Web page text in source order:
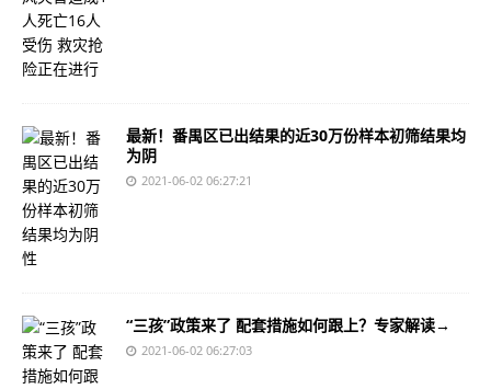
最新！番禺区已出结果的近30万份样本初筛结果均
为阴
2021-06-02 06:27:21
“三孩”政策来了 配套措施如何跟上？专家解读→
2021-06-02 06:27:03